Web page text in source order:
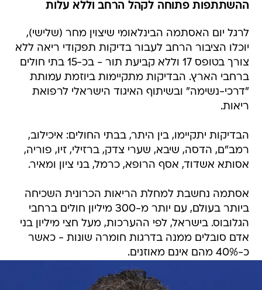
ההשתתפות פתוחה לקהל הרחב וללא עלות
לרגל יום האסתמה הבינלאומי שיצוין מחר (שלישי),
יוכלו הציבור הרחב לעבור בדיקות תפקודי ריאה ללא
צורך בטופס 17 וללא קביעת תור - בכ-15 בתי חולים
ברחבי הארץ. הבדיקות מתקיימות ביוזמת עמותת
"דרכי-נשימה" ובשיתוף האיגוד הישראלי לרפואת
ריאות.
הבדיקות יתקיימו, בין היתר, בבתי החולים: איכילוב,
רמב"ם, הדסה, שיבא, שערי צדק, ברזילי, זיו, פוריה,
אסותא אשדוד, אסף הרופא, כרמל, בני ציון ומאיר.
אסתמה נחשבת למחלת הריאות הכרונית השכיחה
ביותר בעולם, עם יותר מ-300 מיליון חולים ברחבי
הגלובוס. בישראל, לפי ההערכות, מעל חצי מיליון בני
אדם סובלים ממנה בדרגות חומרה שונות - כאשר
כ-40% מהם אינם מאוזנים.